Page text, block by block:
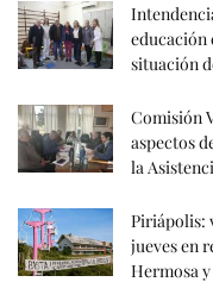
educación
situación
Comisión
aspectos
la
Piriápolis:
jueves en
Hermosa